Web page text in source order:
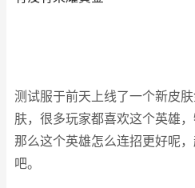
测试服于前天上线了一个新皮
肤，很多玩家都喜欢这个英雄
那么这个英雄怎么连招更好呢
吧。